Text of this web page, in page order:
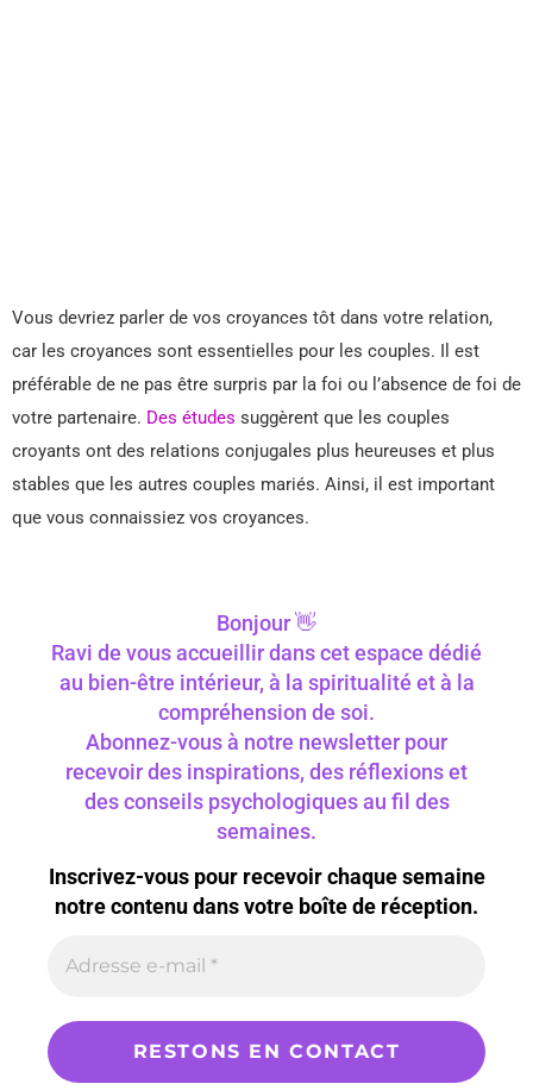
Vous devriez parler de vos croyances tôt dans votre relation,
car les croyances sont essentielles pour les couples. Il est
préférable de ne pas être surpris par la foi ou l’absence de foi de
votre partenaire. Des études suggèrent que les couples
croyants ont des relations conjugales plus heureuses et plus
stables que les autres couples mariés. Ainsi, il est important
que vous connaissiez vos croyances.
Bonjour 👋
Ravi de vous accueillir dans cet espace dédié
au bien-être intérieur, à la spiritualité et à la
compréhension de soi.
Abonnez-vous à notre newsletter pour
recevoir des inspirations, des réflexions et
des conseils psychologiques au fil des
semaines.
Inscrivez-vous pour recevoir chaque semaine
notre contenu dans votre boîte de réception.